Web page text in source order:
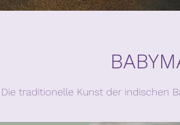
Die traditionelle Kunst der indischen